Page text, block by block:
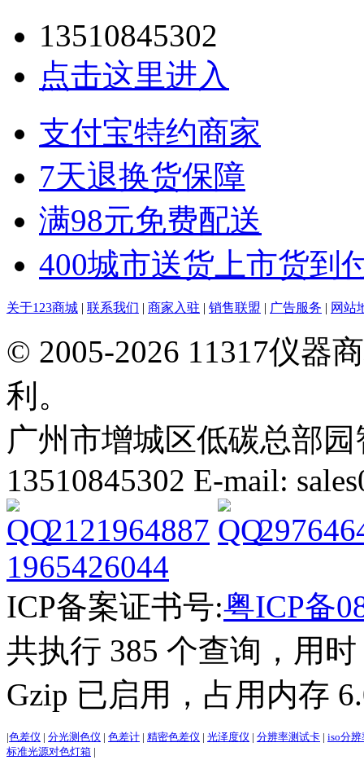
13510845302
点击这里进入
支付宝特约商家
7天退换货保障
满98元免费配送
400城市送货上市货到
关于123商城 | 联系我们 | 商家入驻 | 销售联盟 | 广告服务 | 网站
© 2005-2026 11317仪器
利。
广州市增城区低碳总部
13510845302 E-mail:
2121964887
1965426044
ICP备案证书号:粤ICP备
共执行 385 个查询，用
Gzip 已启用，占用内存
|色差仪 | 分光测色仪 | 色差计 | 精密色差仪 | 光泽度仪 | 分辨率测试卡 | iso分
标准光源对色灯箱 |